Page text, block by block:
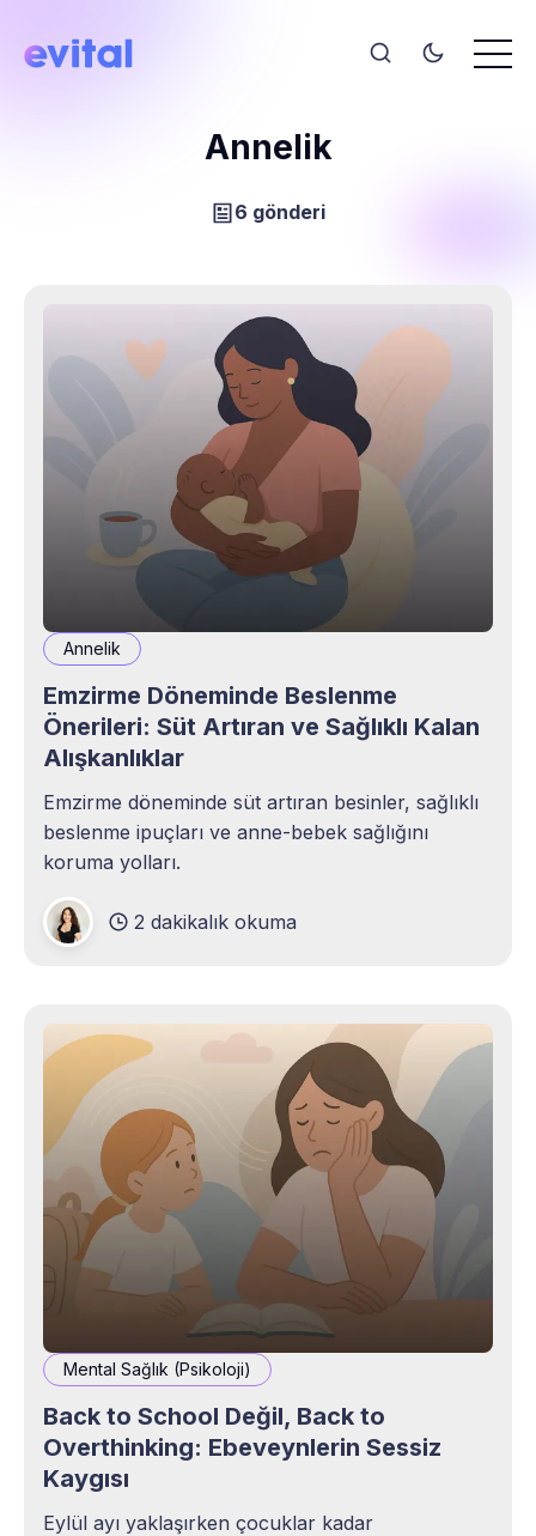
Annelik
6 gönderi
Annelik
Emzirme Döneminde Beslenme
Önerileri: Süt Artıran ve Sağlıklı Kalan
Alışkanlıklar
Emzirme döneminde süt artıran besinler, sağlıklı
beslenme ipuçları ve anne-bebek sağlığını
koruma yolları.
2 dakikalık okuma
Mental Sağlık (Psikoloji)
Back to School Değil, Back to
Overthinking: Ebeveynlerin Sessiz
Kaygısı
Eylül ayı yaklaşırken çocuklar kadar